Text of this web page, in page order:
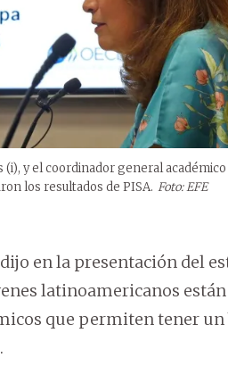
y el coordinador general
los resultados de PISA. Foto: EFE
en la presentación del
latinoamericanos
que permiten tener